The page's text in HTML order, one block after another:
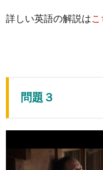
詳しい英語の解説はこ
問題３